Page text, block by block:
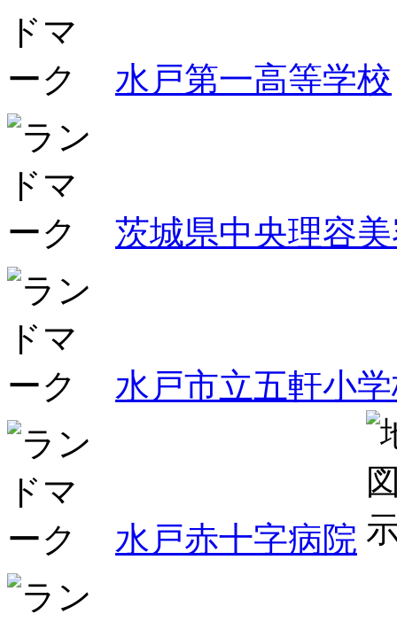
水戸第一高等学校
茨城県中央理容
水戸市立五軒小
水戸赤十字病院